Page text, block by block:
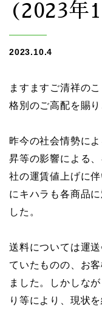
(2023年
2023.10.4
ますますご清祥の
格別のご高配を賜
昨今の社会情勢に
昇等の影響による
社の運賃値上げに
にキハラも各商品
した。
送料については運
ていたものの、お
ました。しかしな
り等により、現状